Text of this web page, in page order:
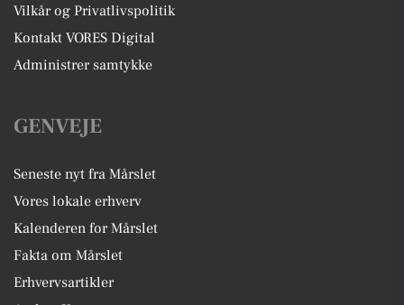
Vilkår og Privatlivspolitik
Kontakt VORES Digital
Administrer samtykke
GENVEJE
Seneste nyt fra Mårslet
Vores lokale erhverv
Kalenderen for Mårslet
Fakta om Mårslet
Erhvervsartikler